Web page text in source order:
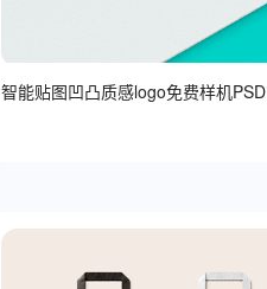
智能贴图凹凸质感logo免费样机PSD